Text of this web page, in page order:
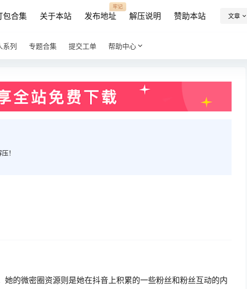
包合集 关于本站 发布地址
牢记
解压说明 赞助本站 文章
系列 专题合集 提交工单 帮助中心
！
的微密圈资源则是她在抖音上积累的一些粉丝和粉丝互动的内